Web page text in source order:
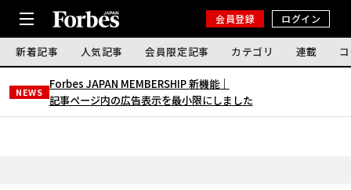
会員登録 ログイン
新着記事 人気記事 会員限定記事 カテゴリ 連載
NEWS
Forbes JAPAN MEMBERSHIP 新機能｜
記事ページ内の広告表示を最小限にしました